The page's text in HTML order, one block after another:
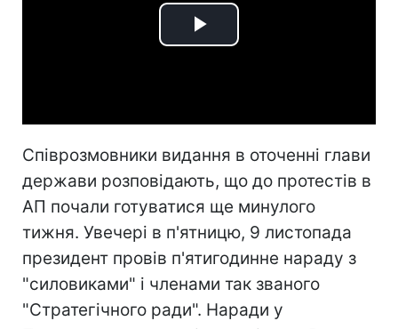
Play
Співрозмовники видання в оточенні глави
держави розповідають, що до протестів в
АП почали готуватися ще минулого
тижня. Увечері в п'ятницю, 9 листопада
президент провів п'ятигодинне нараду з
"силовиками" і членами так званого
"Стратегічного ради". Наради у